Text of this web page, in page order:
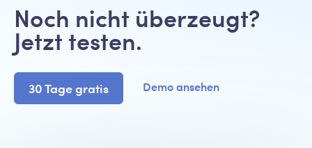
Noch nicht überzeugt?
Jetzt testen.
30 Tage gratis Demo ansehen